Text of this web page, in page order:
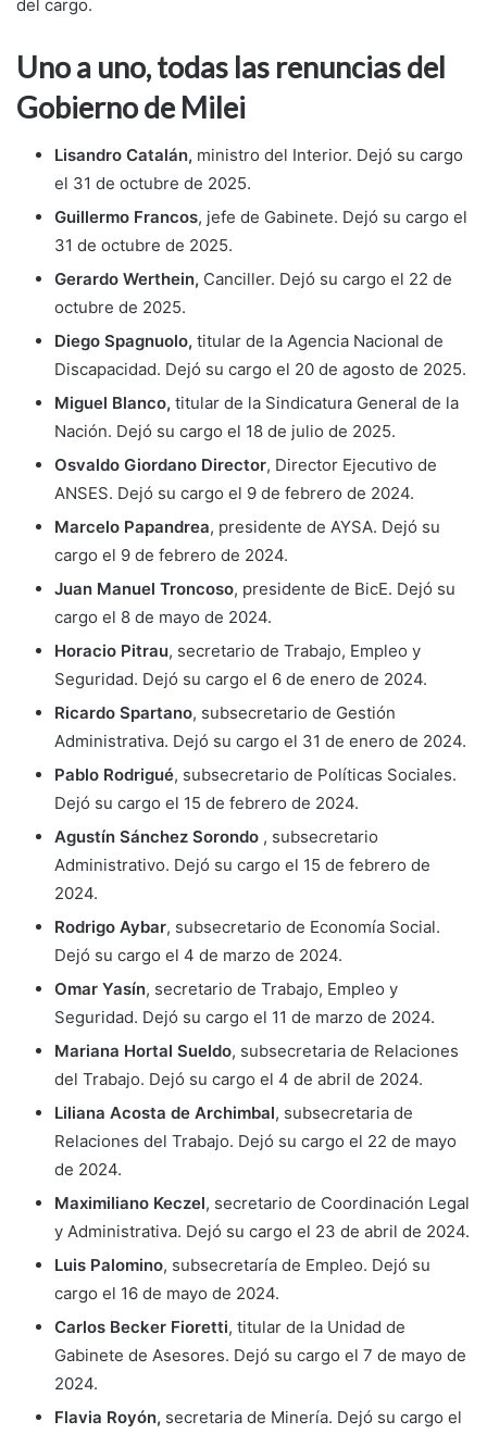
del cargo.
Uno a uno, todas las renuncias del
Gobierno de Milei
Lisandro Catalán, ministro del Interior. Dejó su cargo
el 31 de octubre de 2025.
Guillermo Francos, jefe de Gabinete. Dejó su cargo el
31 de octubre de 2025.
Gerardo Werthein, Canciller. Dejó su cargo el 22 de
octubre de 2025.
Diego Spagnuolo, titular de la Agencia Nacional de
Discapacidad. Dejó su cargo el 20 de agosto de 2025.
Miguel Blanco, titular de la Sindicatura General de la
Nación. Dejó su cargo el 18 de julio de 2025.
Osvaldo Giordano Director, Director Ejecutivo de
ANSES. Dejó su cargo el 9 de febrero de 2024.
Marcelo Papandrea, presidente de AYSA. Dejó su
cargo el 9 de febrero de 2024.
Juan Manuel Troncoso, presidente de BicE. Dejó su
cargo el 8 de mayo de 2024.
Horacio Pitrau, secretario de Trabajo, Empleo y
Seguridad. Dejó su cargo el 6 de enero de 2024.
Ricardo Spartano, subsecretario de Gestión
Administrativa. Dejó su cargo el 31 de enero de 2024.
Pablo Rodrigué, subsecretario de Políticas Sociales.
Dejó su cargo el 15 de febrero de 2024.
Agustín Sánchez Sorondo , subsecretario
Administrativo. Dejó su cargo el 15 de febrero de
2024.
Rodrigo Aybar, subsecretario de Economía Social.
Dejó su cargo el 4 de marzo de 2024.
Omar Yasín, secretario de Trabajo, Empleo y
Seguridad. Dejó su cargo el 11 de marzo de 2024.
Mariana Hortal Sueldo, subsecretaria de Relaciones
del Trabajo. Dejó su cargo el 4 de abril de 2024.
Liliana Acosta de Archimbal, subsecretaria de
Relaciones del Trabajo. Dejó su cargo el 22 de mayo
de 2024.
Maximiliano Keczel, secretario de Coordinación Legal
y Administrativa. Dejó su cargo el 23 de abril de 2024.
Luis Palomino, subsecretaría de Empleo. Dejó su
cargo el 16 de mayo de 2024.
Carlos Becker Fioretti, titular de la Unidad de
Gabinete de Asesores. Dejó su cargo el 7 de mayo de
2024.
Flavia Royón, secretaria de Minería. Dejó su cargo el